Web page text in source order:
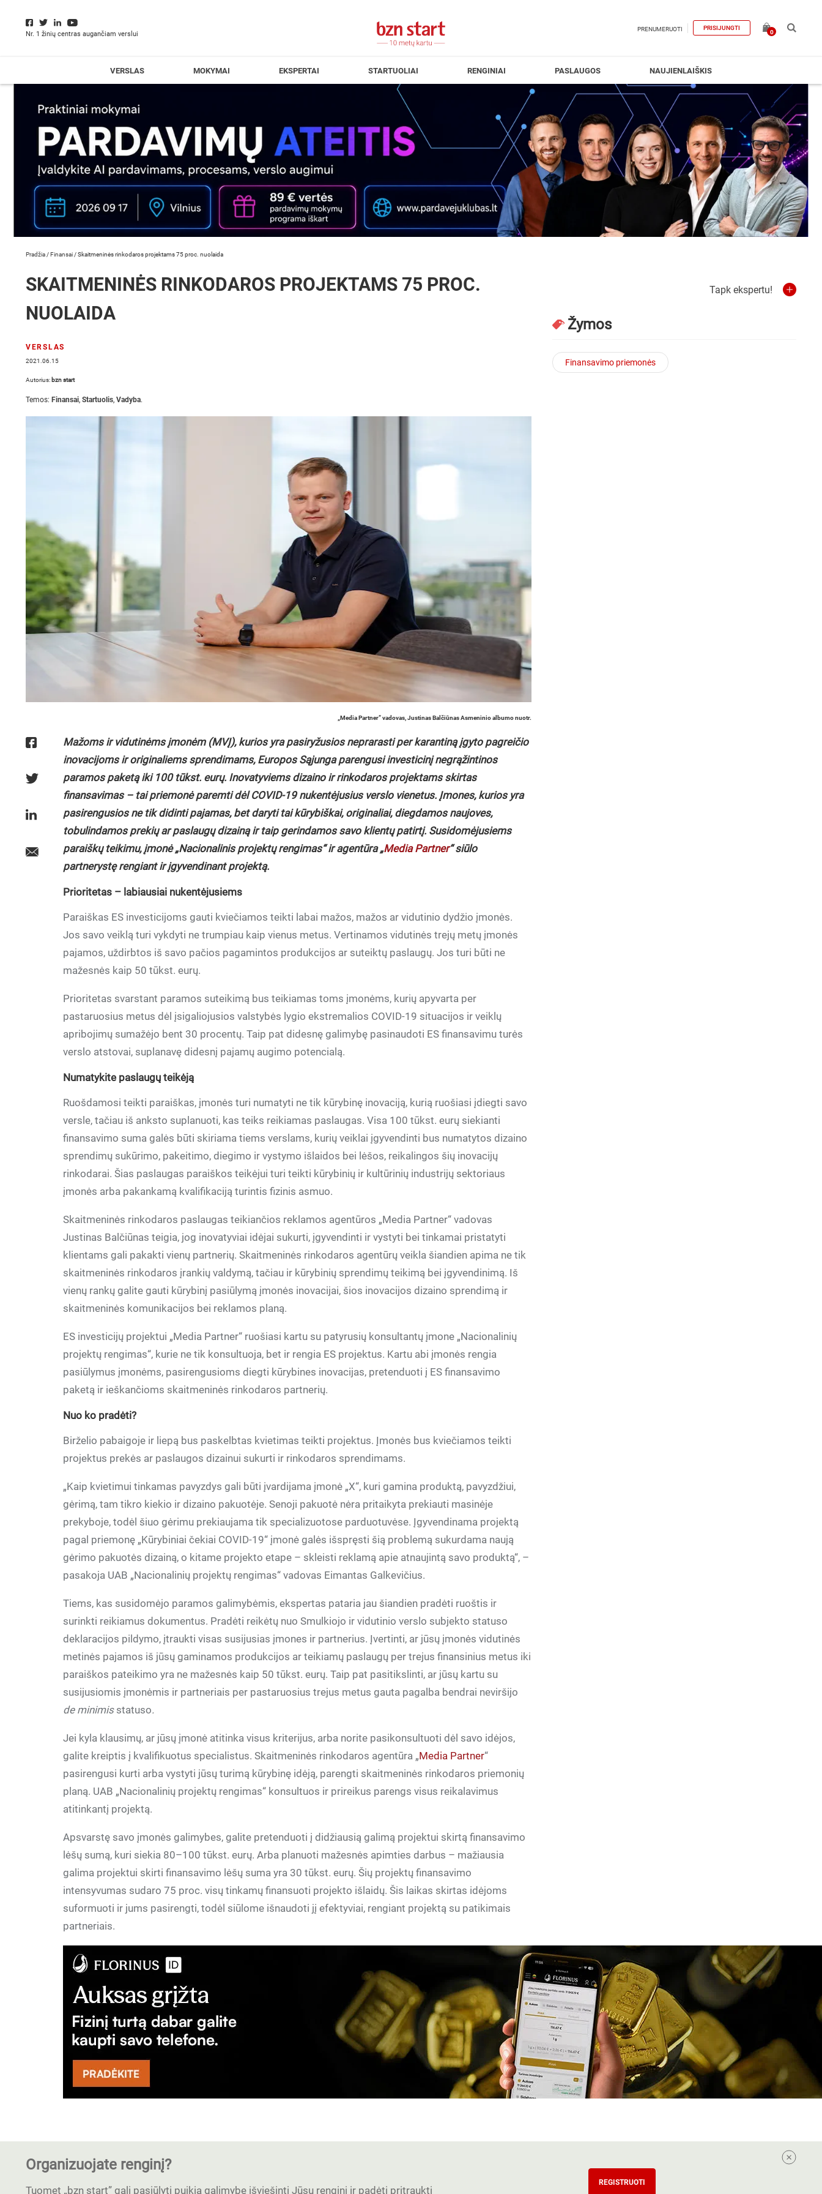
Nr. 1 žinių centras augančiam verslui
PRENUMERUOTI PRISIJUNGTI
0
VERSLAS MOKYMAI EKSPERTAI STARTUOLIAI RENGINIAI PASLAUGOS NAUJIENLAIŠKIS
Pradžia /Finansai /Skaitmeninės rinkodaros projektams 75 proc. nuolaida
SKAITMENINĖS RINKODAROS PROJEKTAMS 75 PROC.
NUOLAIDA
VERSLAS
2021.06.15
Autorius: bzn start
Temos: Finansai, Startuolis, Vadyba.
„Media Partner” vadovas, Justinas Balčiūnas Asmeninio albumo nuotr.
Mažoms ir vidutinėms įmonėm (MVĮ), kurios yra pasiryžusios neprarasti per karantiną įgyto pagreičio
inovacijoms ir originaliems sprendimams, Europos Sąjunga parengusi investicinį negrąžintinos
paramos paketą iki 100 tūkst. eurų. Inovatyviems dizaino ir rinkodaros projektams skirtas
finansavimas – tai priemonė paremti dėl COVID-19 nukentėjusius verslo vienetus. Įmones, kurios yra
pasirengusios ne tik didinti pajamas, bet daryti tai kūrybiškai, originaliai, diegdamos naujoves,
tobulindamos prekių ar paslaugų dizainą ir taip gerindamos savo klientų patirtį. Susidomėjusiems
paraiškų teikimu, įmonė „Nacionalinis projektų rengimas“ ir agentūra „Media Partner“ siūlo
partnerystę rengiant ir įgyvendinant projektą.
Prioritetas – labiausiai nukentėjusiems
Paraiškas ES investicijoms gauti kviečiamos teikti labai mažos, mažos ar vidutinio dydžio įmonės.
Jos savo veiklą turi vykdyti ne trumpiau kaip vienus metus. Vertinamos vidutinės trejų metų įmonės
pajamos, uždirbtos iš savo pačios pagamintos produkcijos ar suteiktų paslaugų. Jos turi būti ne
mažesnės kaip 50 tūkst. eurų.
Prioritetas svarstant paramos suteikimą bus teikiamas toms įmonėms, kurių apyvarta per
pastaruosius metus dėl įsigaliojusios valstybės lygio ekstremalios COVID-19 situacijos ir veiklų
apribojimų sumažėjo bent 30 procentų. Taip pat didesnę galimybę pasinaudoti ES finansavimu turės
verslo atstovai, suplanavę didesnį pajamų augimo potencialą.
Numatykite paslaugų teikėją
Ruošdamosi teikti paraiškas, įmonės turi numatyti ne tik kūrybinę inovaciją, kurią ruošiasi įdiegti savo
versle, tačiau iš anksto suplanuoti, kas teiks reikiamas paslaugas. Visa 100 tūkst. eurų siekianti
finansavimo suma galės būti skiriama tiems verslams, kurių veiklai įgyvendinti bus numatytos dizaino
sprendimų sukūrimo, pakeitimo, diegimo ir vystymo išlaidos bei lėšos, reikalingos šių inovacijų
rinkodarai. Šias paslaugas paraiškos teikėjui turi teikti kūrybinių ir kultūrinių industrijų sektoriaus
įmonės arba pakankamą kvalifikaciją turintis fizinis asmuo.
Skaitmeninės rinkodaros paslaugas teikiančios reklamos agentūros „Media Partner“ vadovas
Justinas Balčiūnas teigia, jog inovatyviai idėjai sukurti, įgyvendinti ir vystyti bei tinkamai pristatyti
klientams gali pakakti vienų partnerių. Skaitmeninės rinkodaros agentūrų veikla šiandien apima ne tik
skaitmeninės rinkodaros įrankių valdymą, tačiau ir kūrybinių sprendimų teikimą bei įgyvendinimą. Iš
vienų rankų galite gauti kūrybinį pasiūlymą įmonės inovacijai, šios inovacijos dizaino sprendimą ir
skaitmeninės komunikacijos bei reklamos planą.
ES investicijų projektui „Media Partner“ ruošiasi kartu su patyrusių konsultantų įmone „Nacionalinių
projektų rengimas“, kurie ne tik konsultuoja, bet ir rengia ES projektus. Kartu abi įmonės rengia
pasiūlymus įmonėms, pasirengusioms diegti kūrybines inovacijas, pretenduoti į ES finansavimo
paketą ir ieškančioms skaitmeninės rinkodaros partnerių.
Nuo ko pradėti?
Birželio pabaigoje ir liepą bus paskelbtas kvietimas teikti projektus. Įmonės bus kviečiamos teikti
projektus prekės ar paslaugos dizainui sukurti ir rinkodaros sprendimams.
„Kaip kvietimui tinkamas pavyzdys gali būti įvardijama įmonė „X“, kuri gamina produktą, pavyzdžiui,
gėrimą, tam tikro kiekio ir dizaino pakuotėje. Senoji pakuotė nėra pritaikyta prekiauti masinėje
prekyboje, todėl šiuo gėrimu prekiaujama tik specializuotose parduotuvėse. Įgyvendinama projektą
pagal priemonę „Kūrybiniai čekiai COVID-19“ įmonė galės išspręsti šią problemą sukurdama naują
gėrimo pakuotės dizainą, o kitame projekto etape – skleisti reklamą apie atnaujintą savo produktą“, –
pasakoja UAB „Nacionalinių projektų rengimas“ vadovas Eimantas Galkevičius.
Tiems, kas susidomėjo paramos galimybėmis, ekspertas pataria jau šiandien pradėti ruoštis ir
surinkti reikiamus dokumentus. Pradėti reikėtų nuo Smulkiojo ir vidutinio verslo subjekto statuso
deklaracijos pildymo, įtraukti visas susijusias įmones ir partnerius. Įvertinti, ar jūsų įmonės vidutinės
metinės pajamos iš jūsų gaminamos produkcijos ar teikiamų paslaugų per trejus finansinius metus iki
paraiškos pateikimo yra ne mažesnės kaip 50 tūkst. eurų. Taip pat pasitikslinti, ar jūsų kartu su
susijusiomis įmonėmis ir partneriais per pastaruosius trejus metus gauta pagalba bendrai neviršijo
de minimis statuso.
Jei kyla klausimų, ar jūsų įmonė atitinka visus kriterijus, arba norite pasikonsultuoti dėl savo idėjos,
galite kreiptis į kvalifikuotus specialistus. Skaitmeninės rinkodaros agentūra „Media Partner“
pasirengusi kurti arba vystyti jūsų turimą kūrybinę idėją, parengti skaitmeninės rinkodaros priemonių
planą. UAB „Nacionalinių projektų rengimas“ konsultuos ir prireikus parengs visus reikalavimus
atitinkantį projektą.
Apsvarstę savo įmonės galimybes, galite pretenduoti į didžiausią galimą projektui skirtą finansavimo
lėšų sumą, kuri siekia 80–100 tūkst. eurų. Arba planuoti mažesnės apimties darbus – mažiausia
galima projektui skirti finansavimo lėšų suma yra 30 tūkst. eurų. Šių projektų finansavimo
intensyvumas sudaro 75 proc. visų tinkamų finansuoti projekto išlaidų. Šis laikas skirtas idėjoms
suformuoti ir jums pasirengti, todėl siūlome išnaudoti jį efektyviai, rengiant projektą su patikimais
partneriais.
Tapk ekspertu!
Žymos
Finansavimo priemonės
Organizuojate renginį?
Tuomet „bzn start” gali pasiūlyti puikią galimybę išviešinti Jūsų renginį ir padėti pritraukti
REGISTRUOTI